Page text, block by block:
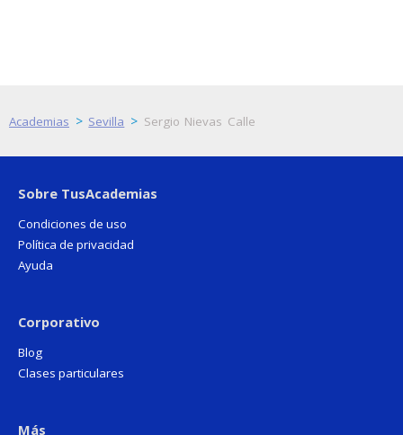
Academias > Sevilla > Sergio Nievas Calle
Sobre TusAcademias
Condiciones de uso
Política de privacidad
Ayuda
Corporativo
Blog
Clases particulares
Más